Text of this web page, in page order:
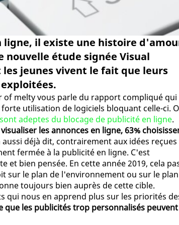
il existe une histoire
nouvelle étude signée Visual
jeunes vivent le fait que leurs
of melty vous parle du rapport compliqué qui
utilisation de logiciels bloquant celle-ci.
adeptes du blocage de publicité en ligne.
les annonces en ligne, 63%
déjà dit, contrairement aux idées reçues
fermée à la publicité en ligne. C'est
bien pensée. En cette année 2019, cela
sur le plan de l'environnement ou sur le plan
toujours bien auprès de cette cible.
qui nous en apprend plus sur les priorités
que les publicités trop personnalisés peuvent